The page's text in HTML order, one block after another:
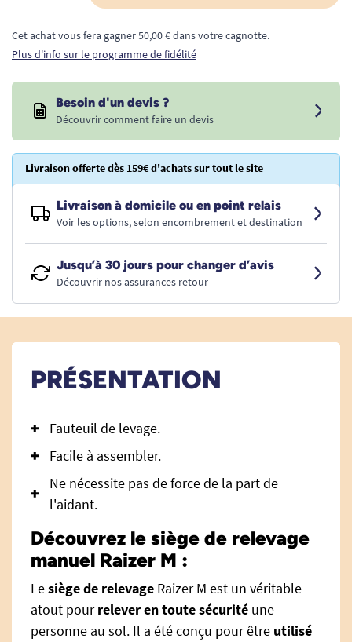
Cet achat vous fera gagner 50,00 € dans votre cagnotte.
Plus d'info sur le programme de fidélité
Besoin d'un devis ?
Découvrir comment faire un devis
Livraison offerte dès 159€ d'achats sur tout le site
Livraison à domicile ou en point relais
Voir les options, selon encombrement et destination
Jusqu’à 30 jours pour changer d’avis
Découvrir nos assurances retour
PRÉSENTATION
Fauteuil de levage.
Facile à assembler.
Ne nécessite pas de force de la part de
l'aidant.
Découvrez le siège de relevage
manuel Raizer M :
Lesiège de relevage Raizer M est un véritable
atout pourrelever en toute sécurité une
personne au sol. Il a été conçu pour être utilisé